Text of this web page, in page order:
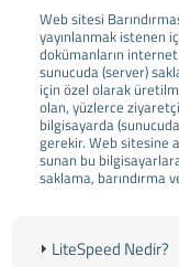
Web sitesi
yayınlanmak istenen
dokümanların
sunucuda (server)
için özel olarak
olan, yüzlerce
bilgisayarda
gerekir. Web sitesine
sunan bu
saklama, barındırma
LiteSpeed Nedir?